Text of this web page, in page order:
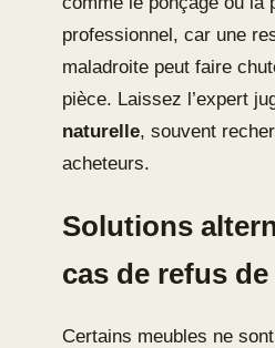
professionnel, car une
maladroite peut faire
pièce. Laissez l’expert
naturelle, souvent
acheteurs.
Solutions
cas de refus
Certains meubles ne